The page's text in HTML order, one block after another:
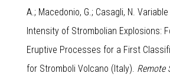
A.; Macedonio, G.; Casagli, N.
Intensity of Strombolian Explosions:
Eruptive Processes for a First
for Stromboli Volcano (Italy). Remote